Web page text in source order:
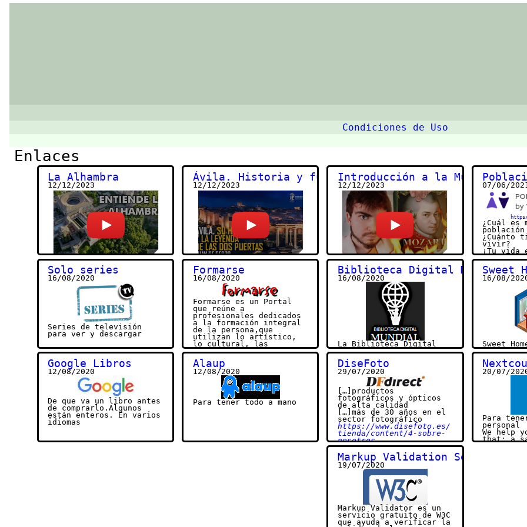
Condiciones de Uso
Enlaces
La Alhambra
12/12/2023
La Alhambra explicada
porManuel Bravo
Ávila. Historia y fundación
12/12/2023
Ávila. Historia y
fundación de la ciudad
medieval y la leyenda de
las dos puertas.
Introducción a la Música
12/12/2023
Una (muy) breve
introducción a la Música
Clásica por
07/06/2021
¿Cuál es
¿Cuánto
vivir?
¡Tu vida
fechas!
Ingresa
Solo series
16/08/2020
Series de televisión
para ver y descargar
Formarse
16/08/2020
Formarse es un Portal
que reúne a
profesionales dedicados
a la formación integral
de la persona,que
utilizan lo artístico,
lo cultural, las
terapias complementarias
y las ciencias
alternativas.
https://www.formarse.com
.ar/sitio/
Biblioteca Digital Mundial
16/08/2020
La Biblioteca Digital
Mundial pone a
disposición en Internet,
de manera gratuita y en
formato multilingüe,
importantes materiales
fundamentales de
culturas de todo el
mundo.
https://www.wdl.org/es/a
bout/
Sweet
16/08/
Sweet
diseño
le ayuda
muebles
una
Google Libros
12/08/2020
De que va un libro antes
de comprarlo.Algunos
están enteros. En varios
idiomas
Alaup
12/08/2020
Para tener todo a mano
DiseFoto
29/07/2020
[…]productos
fotográficos y ópticos
de alta calidad
[…]más de 30 años en el
sector fotográfico
https://www.disefoto.es/
tienda/content/4-sobre-
nosotros
20/07/
Para
personal
We help
that: a
Markup Validation Service
19/07/2020
Markup Validator es un
servicio gratuito de W3C
que ayuda a verificar la